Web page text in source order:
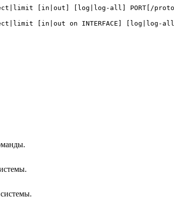
[in|out] [log|log-all] PORT[/
[in|out on INTERFACE] [log|log-all]